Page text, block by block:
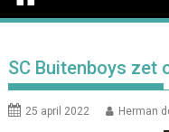
SC Buitenboys zet
25 april 2022 Herman